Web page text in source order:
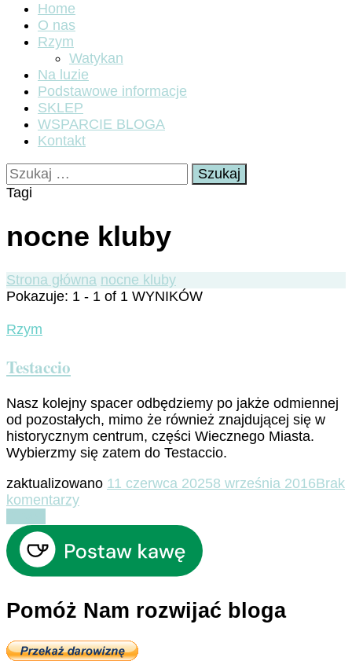
Home
O nas
Rzym
Watykan
Na luzie
Podstawowe informacje
SKLEP
WSPARCIE BLOGA
Kontakt
Szukaj:
Tagi
nocne kluby
Strona główna nocne kluby
Pokazuje: 1 - 1 of 1 WYNIKÓW
Rzym
Testaccio
Nasz kolejny spacer odbędziemy po jakże odmiennej
od pozostałych, mimo że również znajdującej się w
historycznym centrum, części Wiecznego Miasta.
Wybierzmy się zatem do Testaccio.
zaktualizowano 11 czerwca 20258 września 2016Brak
komentarzydo
Pomóż Nam rozwijać bloga